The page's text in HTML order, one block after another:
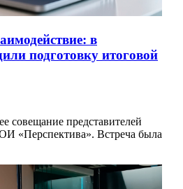
в
подготовку итоговой
совещание представителей
«Перспектива». Встреча была